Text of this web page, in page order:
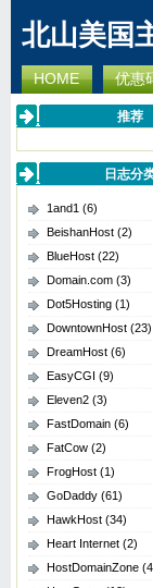
北山美国
HOME 优惠
推荐
日志分
1and1 (6)
BeishanHost (2)
BlueHost (22)
Domain.com (3)
Dot5Hosting (1)
DowntownHost (23)
DreamHost (6)
EasyCGI (9)
Eleven2 (3)
FastDomain (6)
FatCow (2)
FrogHost (1)
GoDaddy (61)
HawkHost (34)
Heart Internet (2)
HostDomainZone